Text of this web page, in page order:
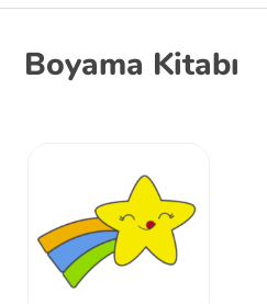
Boyama Kitabı